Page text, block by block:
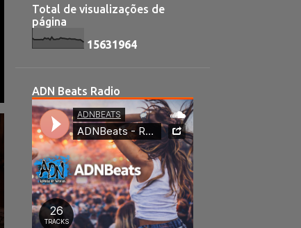
Total de visualizações de
página
1 5631 964
ADN Beats Radio